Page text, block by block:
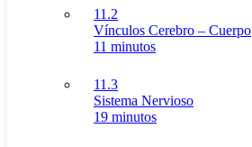
11.2
Vínculos Cerebro – Cuerpo
11 minutos
11.3
Sistema Nervioso
19 minutos